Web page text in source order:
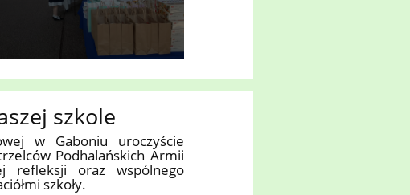
szkole
w Gaboniu uroczyście
Podhalańskich Armii
refleksji oraz wspólnego
szkoły.